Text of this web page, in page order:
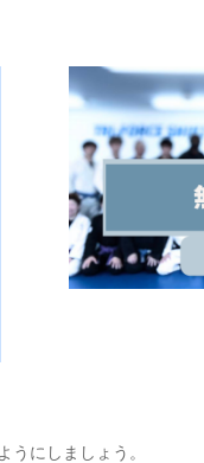
うにしましょう。